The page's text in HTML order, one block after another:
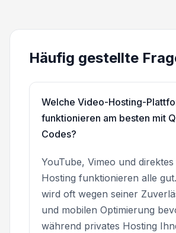
Häufig gestellte
Welche Video-Hosting-
funktionieren am besten mit
Codes?
YouTube, Vimeo und direktes
Hosting funktionieren alle
wird oft wegen seiner
und mobilen Optimierung
während privates Hosting